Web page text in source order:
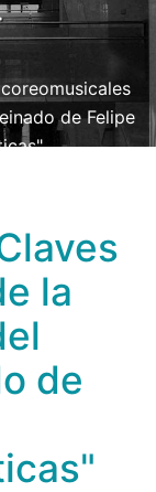
de Felipe
la
de